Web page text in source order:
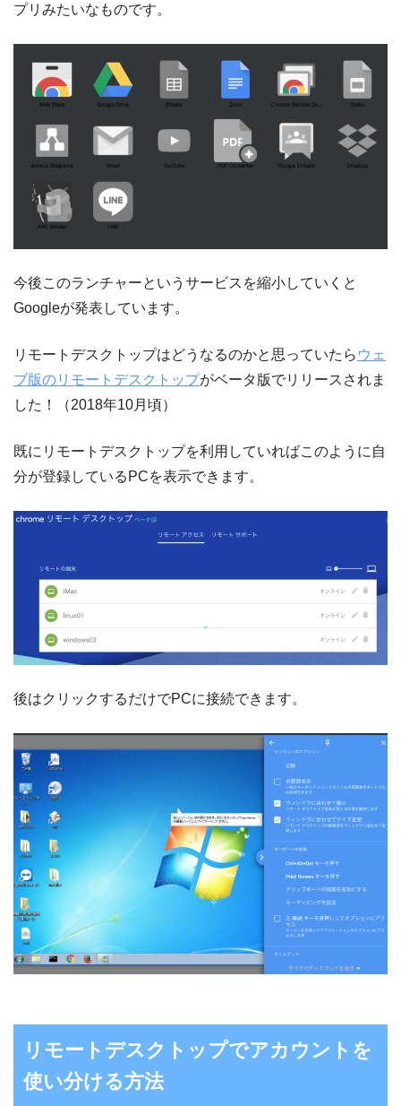
プリみたいなものです。
今後このランチャーというサービスを縮小していくと
Googleが発表しています。
リモートデスクトップはどうなるのかと思っていたら ウェ
ブ版のリモートデスクトップがベータ版でリリースされま
した！（2018年10月頃）
既にリモートデスクトップを利用していればこのように自
分が登録しているPCを表示できます。
後はクリックするだけでPCに接続できます。
リモートデスクトップでアカウントを
使い分ける方法